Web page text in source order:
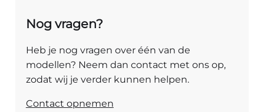
Nog vragen?
Heb je nog vragen over één van de
modellen? Neem dan contact met ons op,
zodat wij je verder kunnen helpen.
Contact opnemen